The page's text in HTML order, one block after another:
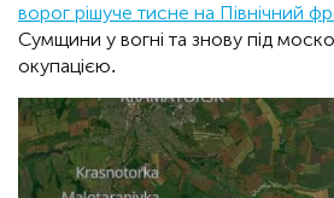
ворог рішуче тисне на Північний
Сумщини у вогні та знову під
окупацією.